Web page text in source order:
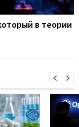
в теории